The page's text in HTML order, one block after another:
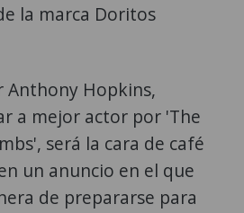
la marca Doritos
Anthony Hopkins,
a mejor actor por 'The
será la cara de café
un anuncio en el que
de prepararse para